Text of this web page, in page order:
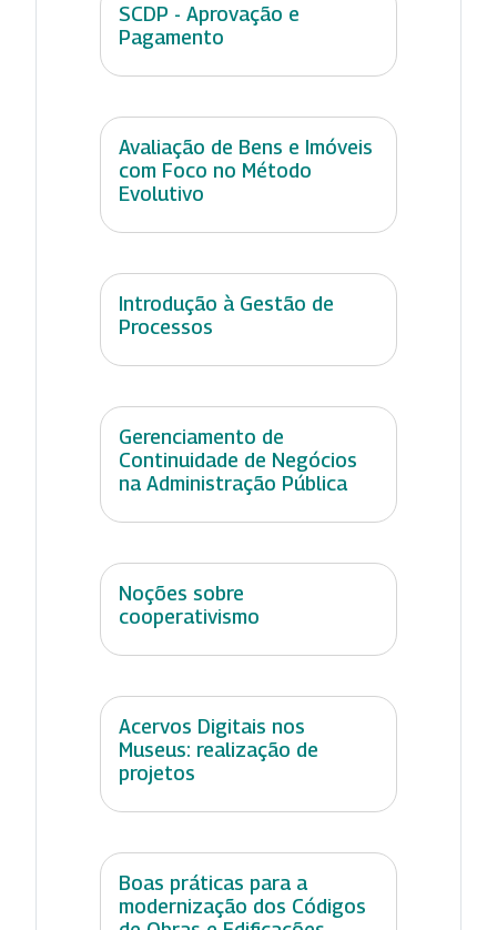
SCDP - Aprovação e
Pagamento
Avaliação de Bens e Imóveis
com Foco no Método
Evolutivo
Introdução à Gestão de
Processos
Gerenciamento de
Continuidade de Negócios
na Administração Pública
Noções sobre
cooperativismo
Acervos Digitais nos
Museus: realização de
projetos
Boas práticas para a
modernização dos Códigos